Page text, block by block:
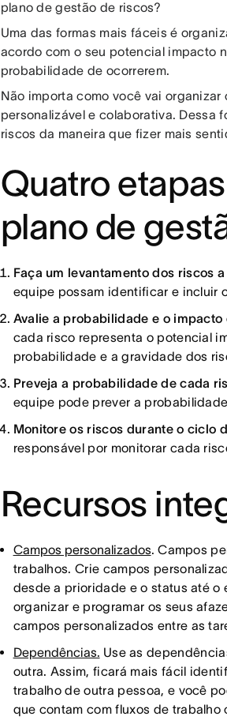
plano de gestão de riscos?
Uma das formas mais fáceis é
acordo com o seu potencial impacto
probabilidade de ocorrerem.
Não importa como você vai
personalizável e colaborativa. Dessa
riscos da maneira que fizer mais
Quatro
plano de
Faça um levantamento dos riscos
equipe possam identificar e incluir
Avalie a probabilidade e o impacto
cada risco representa o potencial
probabilidade e a gravidade dos
Preveja a probabilidade de cada
equipe pode prever a
Monitore os riscos durante o ciclo
responsável por monitorar cada
Recursos
Campos personalizados. Campos
trabalhos. Crie campos
desde a prioridade e o status até o
organizar e programar os seus
campos personalizados entre as
Dependências. Use as
outra. Assim, ficará mais fácil
trabalho de outra pessoa, e você
que contam com fluxos de